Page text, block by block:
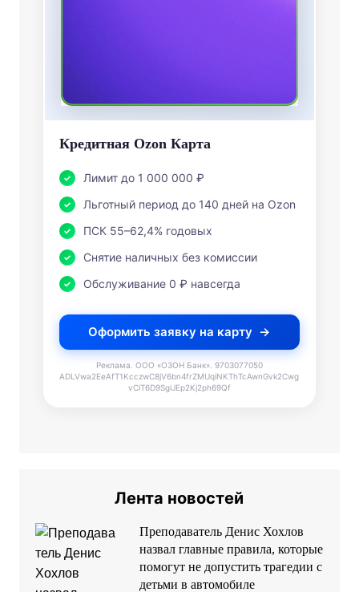
Кредитная Ozon Карта
Лимит до 1 000 000 ₽
Льготный период до 140 дней на Ozon
ПСК 55–62,4% годовых
Снятие наличных без комиссии
Обслуживание 0 ₽ навсегда
Оформить заявку на карту
Реклама. ООО «ОЗОН Банк». 9703077050
ADLVwa2EeAfT1KcczwC8jV6bn4frZMUqiNKThTcAwnGvk2Cwg
vCiT6D9SgiJEp2Kj2ph69Qf
Лента новостей
Преподаватель Денис Хохлов
назвал главные правила, которые
помогут не допустить трагедии с
детьми в автомобиле